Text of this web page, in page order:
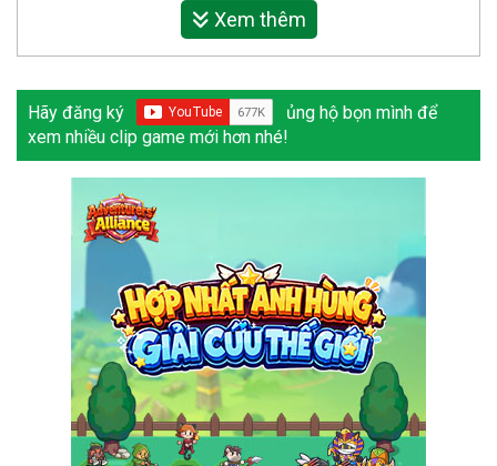
Xem thêm
Hãy đăng ký
ủng hộ bọn mình để
xem nhiều clip game mới hơn nhé!